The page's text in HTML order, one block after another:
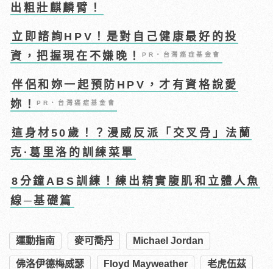
出粗壯麒麟臂！
立即諮詢HPV！是對自己健康最好的投
資，把握現在不嫌晚！PR・台灣癌症基金會
伴侶和妳一起預防HPV，才有資格說愛
妳！PR・台灣癌症基金會
這身材50歲！？漫威反派「交叉骨」法蘭
克·葛里洛的訓練菜單
8分鐘ABS訓練！練出精實腹肌和立體人魚
線─基礎篇
運動指南 麥可喬丹 Michael Jordan
佛洛伊德梅威瑟 Floyd Mayweather 老虎伍茲